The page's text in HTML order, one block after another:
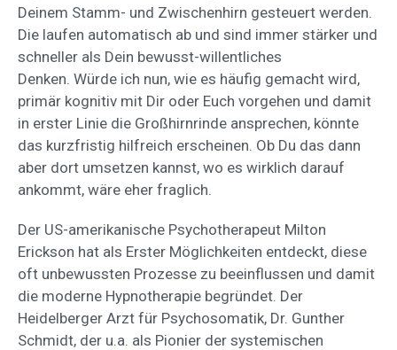
Deinem Stamm- und Zwischenhirn gesteuert werden.
Die laufen automatisch ab und sind immer stärker und
schneller als Dein bewusst-willentliches
Denken. Würde ich nun, wie es häufig gemacht wird,
primär kognitiv mit Dir oder Euch vorgehen und damit
in erster Linie die Großhirnrinde ansprechen, könnte
das kurzfristig hilfreich erscheinen. Ob Du das dann
aber dort umsetzen kannst, wo es wirklich darauf
ankommt, wäre eher fraglich.
Der US-amerikanische Psychotherapeut Milton
Erickson hat als Erster Möglichkeiten entdeckt, diese
oft unbewussten Prozesse zu beeinflussen und damit
die moderne Hypnotherapie begründet. Der
Heidelberger Arzt für Psychosomatik, Dr. Gunther
Schmidt, der u.a. als Pionier der systemischen